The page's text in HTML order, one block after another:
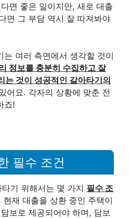
면 좋은 일이지만, 새로 대출
면 그 부담 역시 잘 따져봐야
는 여러 측면에서 생각할 것이
정보를 충분히 수집하고 잘
는 것이 성공적인 갈아타기의
어요. 각자의 상황에 맞춘 전
죠!
필수 조건
기 위해서는 몇 가지 필수 조
재 대출을 상환 중인 주택이
보로 제공되어야 하며, 담보